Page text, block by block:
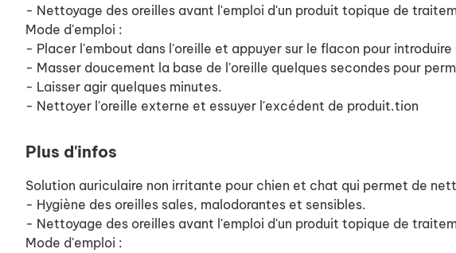
- Nettoyage des oreilles avant l'emploi d'un produit topique de
Mode d'emploi :
- Placer l'embout dans l'oreille et appuyer sur le flacon pour
- Masser doucement la base de l'oreille quelques secondes pour
- Laisser agir quelques minutes.
- Nettoyer l'oreille externe et essuyer l'excédent de produit.tion
Plus d'infos
Solution auriculaire non irritante pour chien et chat qui permet de
- Hygiène des oreilles sales, malodorantes et sensibles.
- Nettoyage des oreilles avant l'emploi d'un produit topique de
Mode d'emploi :